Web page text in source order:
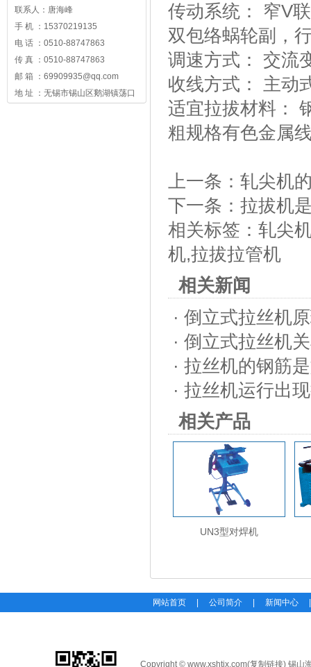
联系人：唐海峰
手 机 ：15370219135
电 话 ：0510-88747863
传 真 ：0510-88747863
邮 箱 ：69909935@qq.com
地 址 ：无锡市锡山区鹅湖镇荡口
传动系统： 窄V
双包络蜗轮副，
调速方式： 交流
收线方式： 主动
适宜拉拔材料：
粗规格有色金属
上一条： 轧尖机
下一条： 拉拔机
相关标签： 轧尖
机,拉拔拉管机
相关新闻
· 倒立式拉丝机
· 倒立式拉丝机
· 拉丝机的钢筋
· 拉丝机运行出
相关产品
UN3型对焊机
网站首页 公司简介 新闻中心
Copyright © www.xshtjx.com(复制链接) 锡山